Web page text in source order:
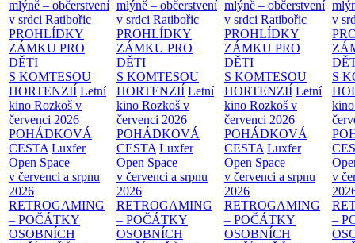
mlýně – občerstvení
v srdci Ratibořic
PROHLÍDKY
ZÁMKU PRO
DĚTI
S KOMTESOU
HORTENZIÍ Letní
kino Rozkoš v
červenci 2026
POHÁDKOVÁ
CESTA Luxfer
Open Space
v červenci a srpnu
2026
RETROGAMING
– POČÁTKY
OSOBNÍCH
mlýně – občerstvení
v srdci Ratibořic
PROHLÍDKY
ZÁMKU PRO
DĚTI
S KOMTESOU
HORTENZIÍ Letní
kino Rozkoš v
červenci 2026
POHÁDKOVÁ
CESTA Luxfer
Open Space
v červenci a srpnu
2026
RETROGAMING
– POČÁTKY
OSOBNÍCH
mlýně – občerstvení
v srdci Ratibořic
PROHLÍDKY
ZÁMKU PRO
DĚTI
S KOMTESOU
HORTENZIÍ Letní
kino Rozkoš v
červenci 2026
POHÁDKOVÁ
CESTA Luxfer
Open Space
v červenci a srpnu
2026
RETROGAMING
– POČÁTKY
OSOBNÍCH
v
S
v
–